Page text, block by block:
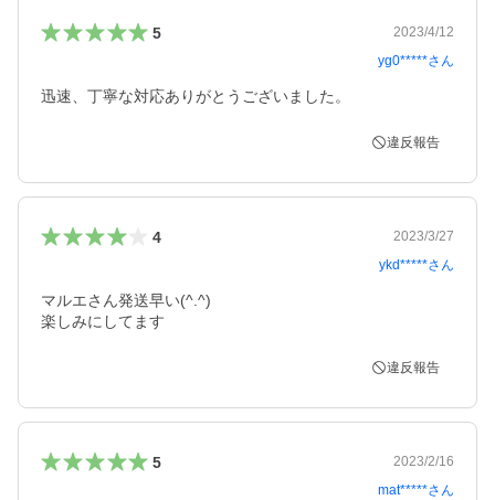
5
2023/4/12
yg0*****さん
迅速、丁寧な対応ありがとうございました。
違反報告
4
2023/3/27
ykd*****さん
マルエさん発送早い(^.^)
楽しみにしてます
違反報告
5
2023/2/16
mat*****さん